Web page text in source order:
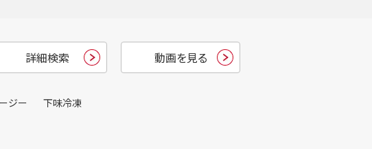
詳細検索 動画を見る
ジー
下味冷凍